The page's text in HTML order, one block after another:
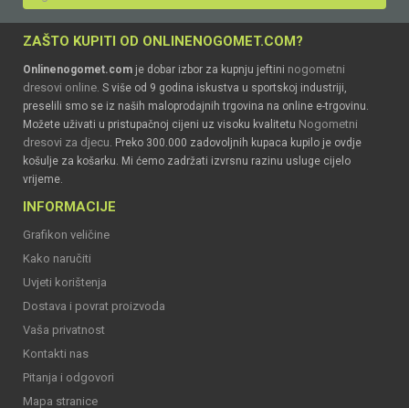
ZAŠTO KUPITI OD ONLINENOGOMET.COM?
Onlinenogomet.com je dobar izbor za kupnju jeftini nogometni
dresovi online. S više od 9 godina iskustva u sportskoj industriji,
preselili smo se iz naših maloprodajnih trgovina na online e-trgovinu.
Možete uživati u pristupačnoj cijeni uz visoku kvalitetu Nogometni
dresovi za djecu. Preko 300.000 zadovoljnih kupaca kupilo je ovdje
košulje za košarku. Mi ćemo zadržati izvrsnu razinu usluge cijelo
vrijeme.
INFORMACIJE
Grafikon veličine
Kako naručiti
Uvjeti korištenja
Dostava i povrat proizvoda
Vaša privatnost
Kontakti nas
Pitanja i odgovori
Mapa stranice